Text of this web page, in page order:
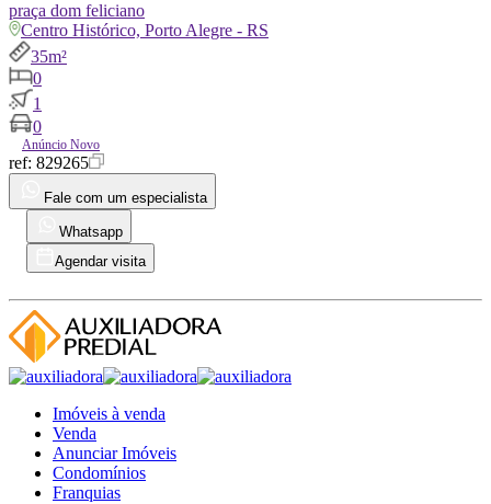
praça dom feliciano
Centro Histórico, Porto Alegre - RS
35m²
0
1
0
Anúncio Novo
ref: 829265
Fale com um especialista
Whatsapp
Agendar visita
Imóveis à venda
Venda
Anunciar Imóveis
Condomínios
Franquias